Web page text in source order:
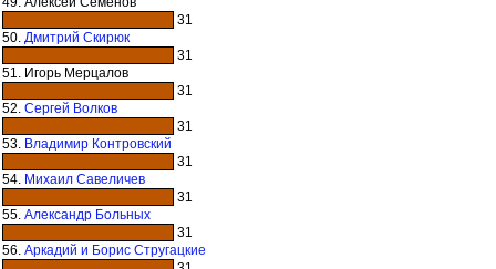
31
50. Дмитрий Скирюк
31
51. Игорь Мерцалов
31
52. Сергей Волков
31
53. Владимир Контровский
31
54. Михаил Савеличев
31
55. Александр Больных
31
56. Аркадий и Борис Стругацкие